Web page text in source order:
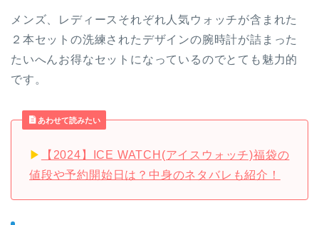
メンズ、レディースそれぞれ人気ウォッチが含まれた
２本セットの洗練されたデザインの腕時計が詰まった
たいへんお得なセットになっているのでとても魅力的
です。
あわせて読みたい
▶︎
【2024】ICE WATCH(アイスウォッチ)福袋の
値段や予約開始日は？中身のネタバレも紹介！